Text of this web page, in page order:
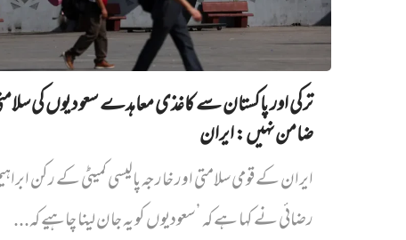
ترکی اور پاکستان سے کاغذی معاہدے سعودیوں کی
ضامن نہیں‌: ایران
ایران کے قومی سلامتی اور خارجہ پالیسی کمیٹی کے رکن
رضائی نے کہا ہے کہ ’سعودیوں کو یہ جان لینا چاہیے کہ...